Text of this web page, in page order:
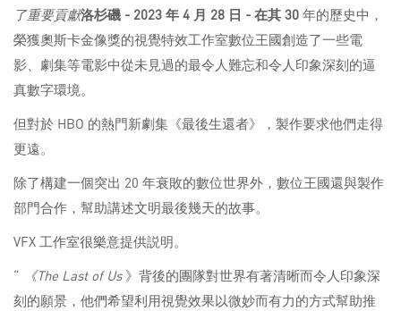
了重要貢獻洛杉磯 - 2023 年 4 月 28 日 - 在其 30 年的歷史中，
榮獲奧斯卡金像獎的視覺特效工作室數位王國創造了一些電
影、劇集等電影中從未見過的最令人難忘和令人印象深刻的逼
真數字環境。
但對於 HBO 的熱門新劇集《最後生還者》，製作要求他們走得
更遠。
除了構建一個突出 20 年衰敗的數位世界外，數位王國還與製作
部門合作，幫助講述文明最後幾天的故事。
VFX 工作室很樂意提供説明。
“
《The Last of Us》背後的團隊對世界有著清晰而令人印象深
刻的願景，他們希望利用視覺效果以微妙而有力的方式幫助推